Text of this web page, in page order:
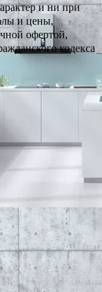
и ни при
и цены,
офертой,
кодекса